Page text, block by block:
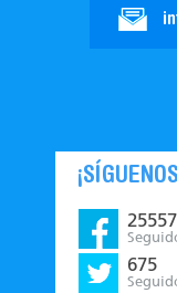
25557
675